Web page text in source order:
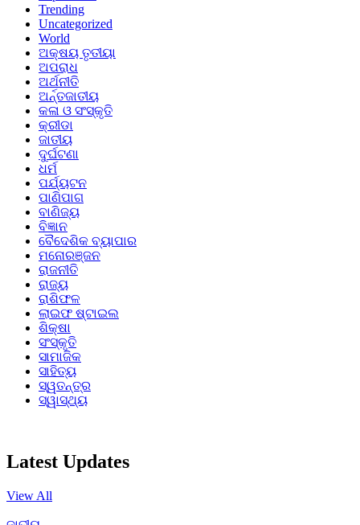
Trending
Uncategorized
World
ଅକ୍ଷୟ ତୃତୀୟା
ଅପରାଧ
ଅର୍ଥନୀତି
ଅର୍ନ୍ତଜାତୀୟ
କଳା ଓ ସଂସ୍କୃତି
କ୍ରୀଡା
ଜାତୀୟ
ଦୁର୍ଘଟଣା
ଧର୍ମ
ପର୍ଯ୍ୟଟନ
ପାଣିପାଗ
ବାଣିଜ୍ୟ
ବିଜ୍ଞାନ
ବୈଦେଶିକ ବ୍ୟାପାର
ମନୋରଞ୍ଜନ
ରାଜନୀତି
ରାଜ୍ୟ
ରାଶିଫଳ
ଲାଇଫ ଷ୍ଟାଇଲ
ଶିକ୍ଷା
ସଂସ୍କୃତି
ସାମାଜିକ
ସାହିତ୍ୟ
ସ୍ୱତନ୍ତ୍ର
ସ୍ୱାସ୍ଥ୍ୟ
Latest Updates
View All